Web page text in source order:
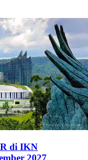
di IKN
2027